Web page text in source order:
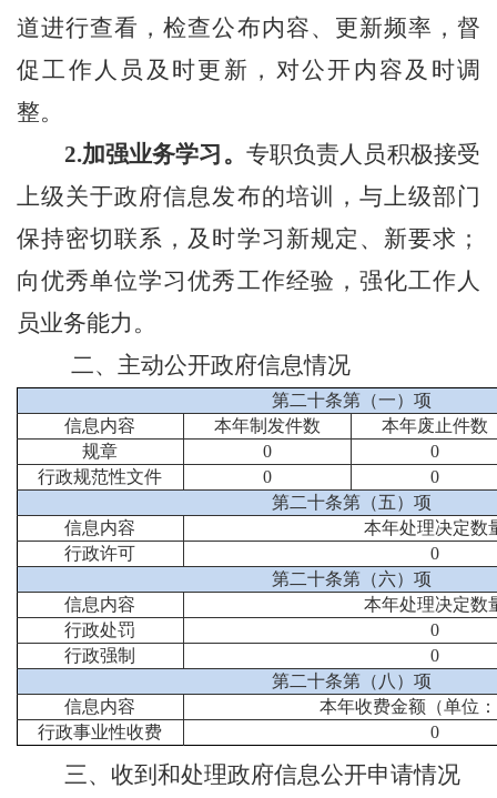
道进行查看，检查公布内容、更新频率，督
促工作人员及时更新，对公开内容及时调
整。
2.加强业务学习。 专职负责人员积极接受
上级关于政府信息发布的培训，与上级部门
保持密切联系，及时学习新规定、新要求；
向优秀单位学习优秀工作经验，强化工作人
员业务能力。
二、主动公开政府信息情况
第二十条第（一）项
信息内容
本年制发件数
本年废止件数
规章
0
0
行政规范性文件
0
0
第二十条第（五）项
信息内容
本年处理决定数
行政许可
0
第二十条第（六）项
信息内容
本年处理决定数
行政处罚
0
行政强制
0
第二十条第（八）项
信息内容
本年收费金额（单位
行政事业性收费
0
三、收到和处理政府信息公开申请情况